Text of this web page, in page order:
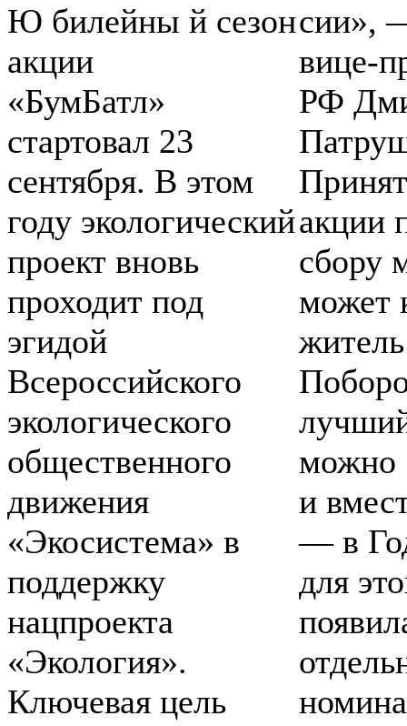
Ю билейны й сезон
акции
«БумБатл»
стартовал 23
сентября. В этом
году экологический
проект вновь
проходит под
эгидой
Всероссийского
экологического
общественного
движения
«Экосистема» в
поддержку
нацпроекта
«Экология».
Ключевая цель
сии»,
вице-
РФ
акции
сбору
может
можно
и
— в
для